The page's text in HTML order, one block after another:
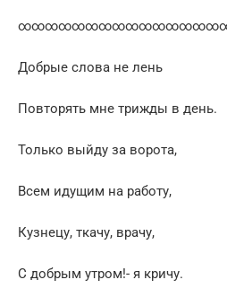
Добрые слова не лень
Повторять мне трижды в день.
Только выйду за ворота,
Всем идущим на работу,
Кузнецу, ткачу, врачу,
С добрым утром!- я кричу.